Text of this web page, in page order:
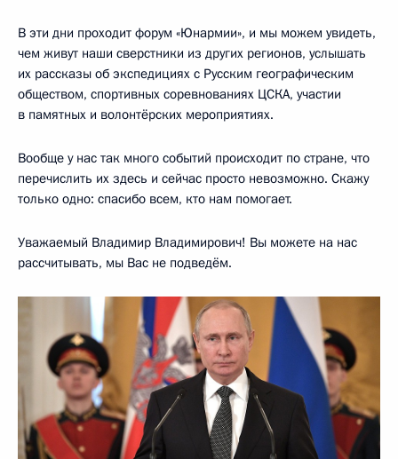
В эти дни проходит форум «Юнармии», и мы можем увидеть,
чем живут наши сверстники из других регионов, услышать
их рассказы об экспедициях с Русским географическим
обществом, спортивных соревнованиях ЦСКА, участии
в памятных и волонтёрских мероприятиях.
Вообще у нас так много событий происходит по стране, что
перечислить их здесь и сейчас просто невозможно. Скажу
только одно: спасибо всем, кто нам помогает.
Уважаемый Владимир Владимирович! Вы можете на нас
рассчитывать, мы Вас не подведём.